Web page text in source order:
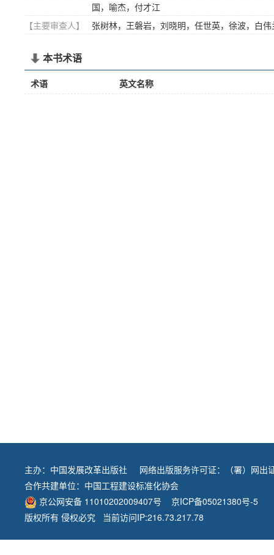
国，喻杰，付才江
【主要审查人】
张树林，王磐岩，刘晓明，任世英，徐波，白
本书术语
术语 英文名称
主办： 中国发展改革出版社
网络出版服务许可证：（署）网出
合作共建单位： 中国工程建设标准化协会
京公网安备 11010202009407号
京ICP备05021380号-5
版权所有 侵权必究 当前访问IP:216.73.217.78